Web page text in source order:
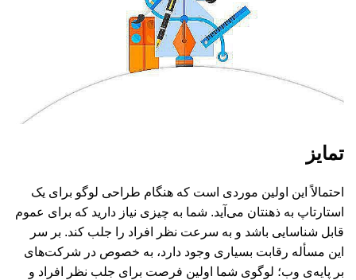
تمایز
احتمالاً این اولین موردی است که هنگام طراحی لوگو برای یک
استارتاپ به ذهنتان می‌آید. شما به چیزی نیاز دارید که برای عموم
قابل شناسایی باشد و به سرعت نظر افراد را جلب کند. بر سر
این مسأله رقابت بسیاری وجود دارد، به خصوص در شرکت‌های
بر پایه‌ی وب؛ لوگوی شما اولین فرصت برای جلب نظر افراد و